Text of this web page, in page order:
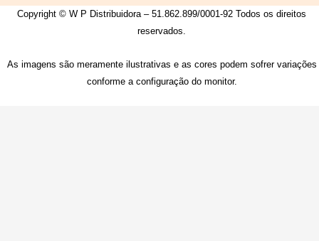
Copyright © W P Distribuidora – 51.862.899/0001-92 Todos os direitos
reservados.
As imagens são meramente ilustrativas e as cores podem sofrer variações
conforme a configuração do monitor.